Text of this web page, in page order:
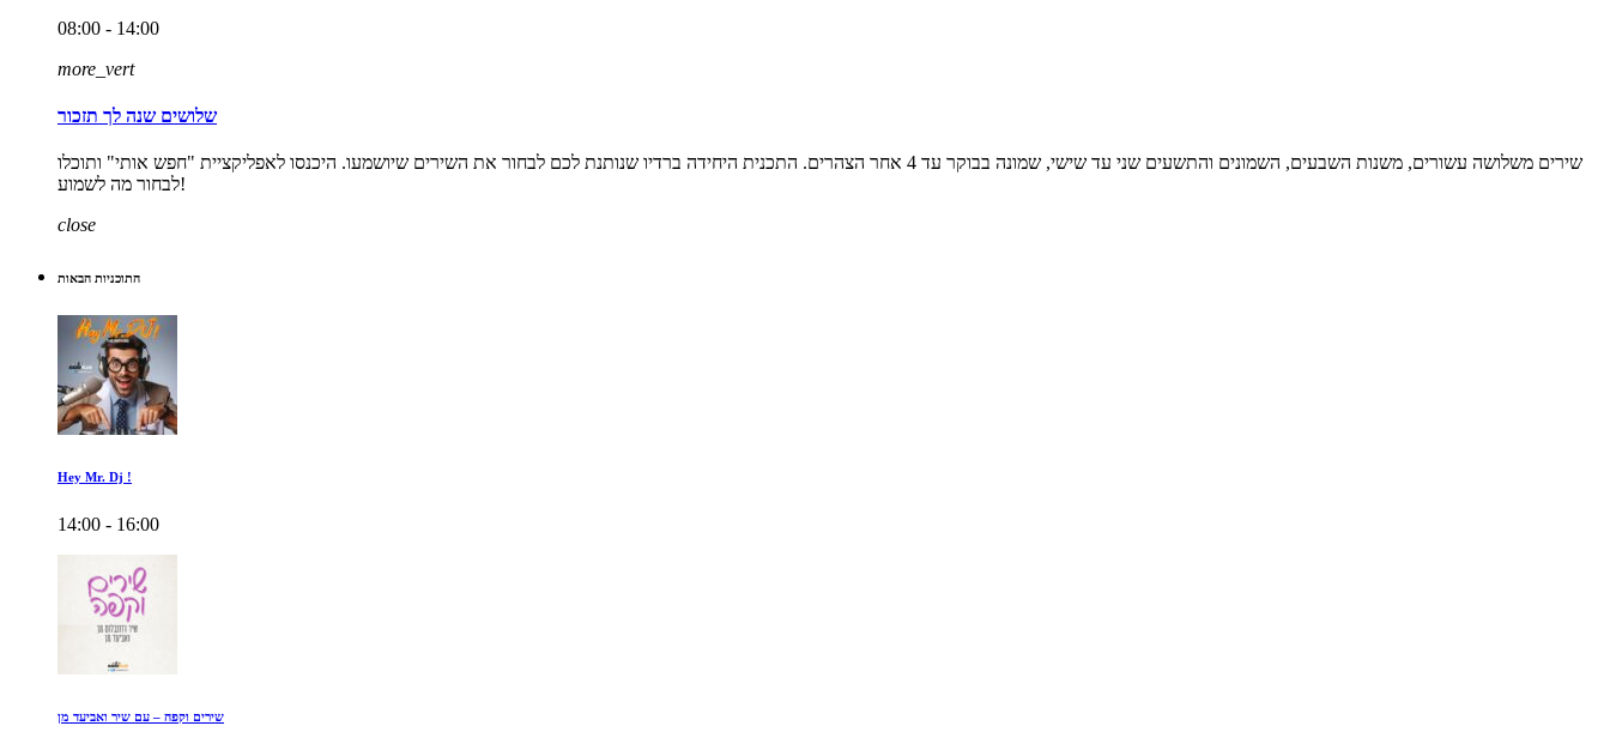
08:00 - 14:00
more_vert
שלושים שנה לך תזכור
שירים משלושה עשורים, משנות השבעים, השמונים והתשעים שני עד שישי, שמונה בבוקר עד 4 אחר הצהרים. התכנית היחידה ברדיו שנותנת לכם לבחור את השירים שיושמעו. היכנסו לאפליקציית "חפש אותי" ותוכלו
לבחור מה לשמוע!
close
התוכניות הבאות
Hey Mr. Dj !
14:00 - 16:00
שירים וקפה – עם שיר ואביעד מן